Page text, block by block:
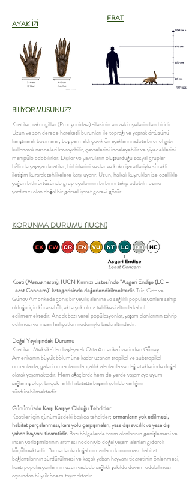
EBAT
AYAK İZİ
BİLİYOR MUSUNUZ?
Koatiler, rakungiller (Procyonidae) ailesinin en zeki üyelerinden biridir.
Uzun ve son derece hareketli burunları ile toprağı ve yaprak örtüsünü
karıştırarak besin arar; beş parmaklı çevik ön ayaklarını adeta birer el gibi
kullanarak nesneleri kavrayabilir, çevrelerini inceleyebilir ve yiyeceklerini
manipüle edebilirler. Dişiler ve yavruların oluşturduğu sosyal gruplar
hâlinde yaşayan koatiler, birbirlerini sesler ve koku işaretleriyle sürekli
iletişim kurarak tehlikelere karşı uyarır. Uzun, halkalı kuyrukları ise özellikle
yoğun bitki örtüsünde grup üyelerinin birbirini takip edebilmesine
yardımcı olan doğal bir görsel işaret görevi görür.
KORUNMA DURUMU (IUCN)
Koati (Nasua nasua), IUCN Kırmızı Listesi'nde "Asgari Endişe (LC –
Least Concern)" kategorisinde değerlendirilmektedir.Tür, Orta ve
Güney Amerika'da geniş bir yayılış alanına ve sağlıklı popülasyonlara sahip
olduğu için küresel ölçekte yok olma tehlikesi altında kabul
edilmemektedir. Ancak bazı yerel popülasyonlar, yaşam alanlarının tahrip
edilmesi ve insan faaliyetleri nedeniyle baskı altındadır.
Doğal Yayılışındaki Durumu
Koatiler; Meksika'dan başlayarak Orta Amerika üzerinden Güney
Amerika'nın büyük bölümüne kadar uzanan tropikal ve subtropikal
ormanlarda, galeri ormanlarında, çalılık alanlarda ve dağ eteklerinde doğal
olarak yaşamaktadır. Hem ağaçlarda hem de yerde yaşamaya uyum
sağlamış olup, birçok farklı habitatta başarılı şekilde varlığını
sürdürebilmektedir.
Günümüzde Karşı Karşıya Olduğu Tehditler
Koatiler için günümüzdeki başlıca tehditler; ormanların yok edilmesi,
habitat parçalanması, kara yolu çarpışmaları, yasa dışı avcılık ve yasa dışı
yaban hayvanı ticaretidir. Bazı bölgelerde tarım alanlarının genişlemesi ve
insan yerleşimlerinin artması nedeniyle doğal yaşam alanları giderek
küçülmektedir. Bu nedenle doğal ormanların korunması, habitat
bağlantılarının sürdürülmesi ve kaçak yaban hayvanı ticaretinin önlenmesi,
koati popülasyonlarının uzun vadede sağlıklı şekilde devam edebilmesi
açısından büyük önem taşımaktadır.